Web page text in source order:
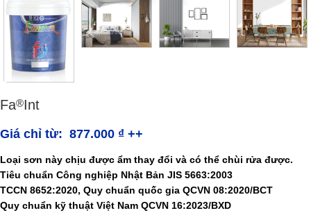
Fa®Int
Giá chỉ từ: 877.000 ₫ ++
Loại sơn này chịu được ẩm thay đổi và có thể chùi rửa được.
Tiêu chuẩn Công nghiệp Nhật Bản JIS 5663:2003
TCCN 8652:2020, Quy chuẩn quốc gia QCVN 08:2020/BCT
Quy chuẩn kỹ thuật Việt Nam QCVN 16:2023/BXD